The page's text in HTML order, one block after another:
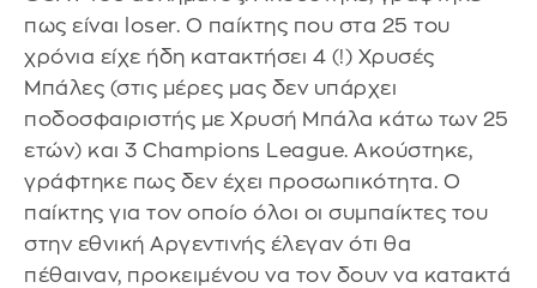
πως είναι loser. Ο παίκτης που στα 25 του
χρόνια είχε ήδη κατακτήσει 4 (!) Χρυσές
Μπάλες (στις μέρες μας δεν υπάρχει
ποδοσφαιριστής με Χρυσή Μπάλα κάτω των 25
ετών) και 3 Champions League. Ακούστηκε,
γράφτηκε πως δεν έχει προσωπικότητα. Ο
παίκτης για τον οποίο όλοι οι συμπαίκτες του
στην εθνική Αργεντινής έλεγαν ότι θα
πέθαιναν, προκειμένου να τον δουν να κατακτά